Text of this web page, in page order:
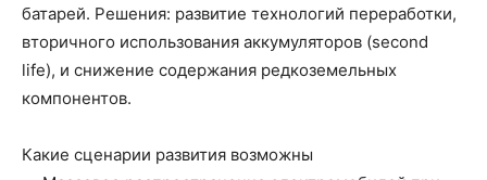
батарей. Решения: развитие технологий переработки,
вторичного использования аккумуляторов (second
life), и снижение содержания редкоземельных
компонентов.
Какие сценарии развития возможны